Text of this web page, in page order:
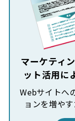
マーケティ
ット活用に
Webサイトへ
ョンを増や